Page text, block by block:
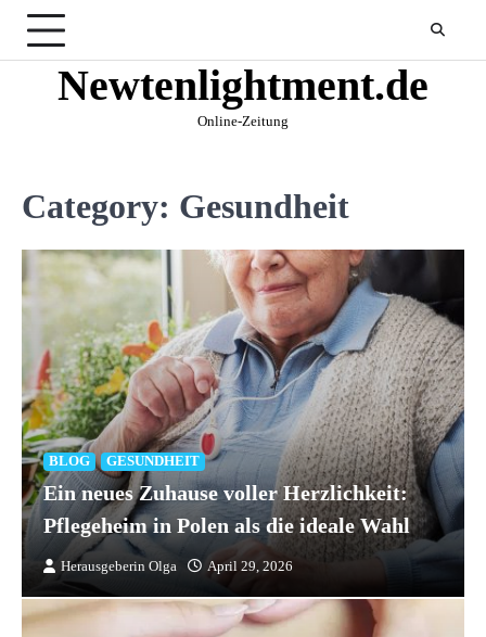
Skip
content Newtenlightment.de
Online-Zeitung
Category: Gesundheit
BLOG GESUNDHEIT
Ein neues Zuhause voller Herzlichkeit:
Pflegeheim in Polen als die ideale Wahl
Herausgeberin Olga April 29, 2026